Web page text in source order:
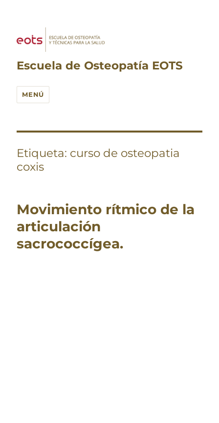
Escuela de Osteopatía EOTS
MENÚ
Etiqueta: curso de osteopatia
coxis
Movimiento rítmico de la
articulación
sacrococcígea.